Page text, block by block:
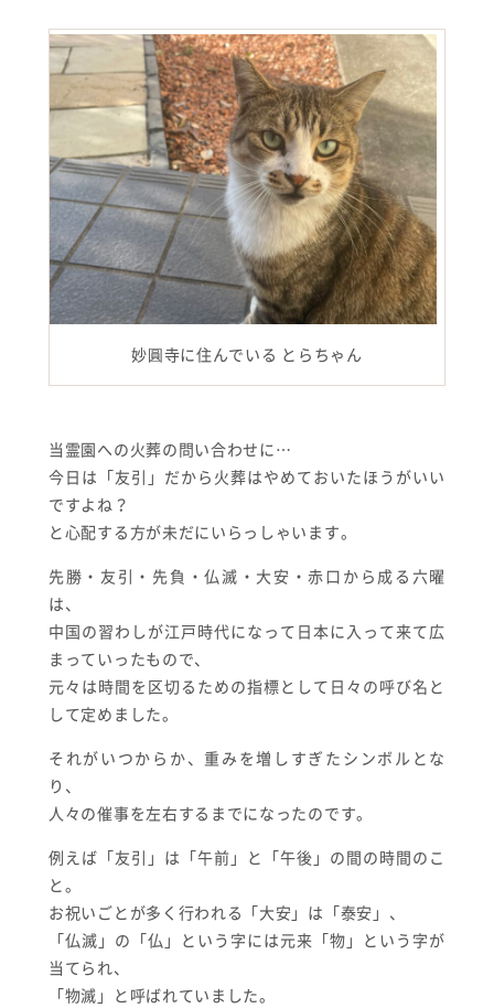
妙圓寺に住んでいる とらちゃん
当霊園への火葬の問い合わせに…
今日は「友引」だから火葬はやめておいたほうがいい
ですよね？
と心配する方が未だにいらっしゃいます。
先勝・友引・先負・仏滅・大安・赤口から成る六曜
は、
中国の習わしが江戸時代になって日本に入って来て広
まっていったもので、
元々は時間を区切るための指標として日々の呼び名と
して定めました。
それがいつからか、重みを増しすぎたシンボルとな
り、
人々の催事を左右するまでになったのです。
例えば「友引」は「午前」と「午後」の間の時間のこ
と。
お祝いごとが多く行われる「大安」は「泰安」、
「仏滅」の「仏」という字には元来「物」という字が
当てられ、
「物滅」と呼ばれていました。